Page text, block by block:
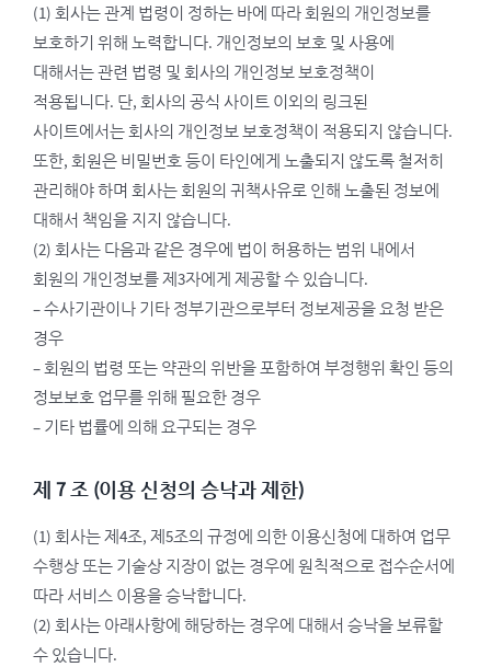
(1) 회사는 관계 법령이 정하는 바에 따라 회원의 개인정보를
보호하기 위해 노력합니다. 개인정보의 보호 및 사용에
대해서는 관련 법령 및 회사의 개인정보 보호정책이
적용됩니다. 단, 회사의 공식 사이트 이외의 링크된
사이트에서는 회사의 개인정보 보호정책이 적용되지 않습니다.
또한, 회원은 비밀번호 등이 타인에게 노출되지 않도록 철저히
관리해야 하며 회사는 회원의 귀책사유로 인해 노출된 정보에
대해서 책임을 지지 않습니다.
(2) 회사는 다음과 같은 경우에 법이 허용하는 범위 내에서
회원의 개인정보를 제3자에게 제공할 수 있습니다.
– 수사기관이나 기타 정부기관으로부터 정보제공을 요청 받은
경우
– 회원의 법령 또는 약관의 위반을 포함하여 부정행위 확인 등의
정보보호 업무를 위해 필요한 경우
– 기타 법률에 의해 요구되는 경우
제 7 조 (이용 신청의 승낙과 제한)
(1) 회사는 제4조, 제5조의 규정에 의한 이용신청에 대하여 업무
수행상 또는 기술상 지장이 없는 경우에 원칙적으로 접수순서에
따라 서비스 이용을 승낙합니다.
(2) 회사는 아래사항에 해당하는 경우에 대해서 승낙을 보류할
수 있습니다.